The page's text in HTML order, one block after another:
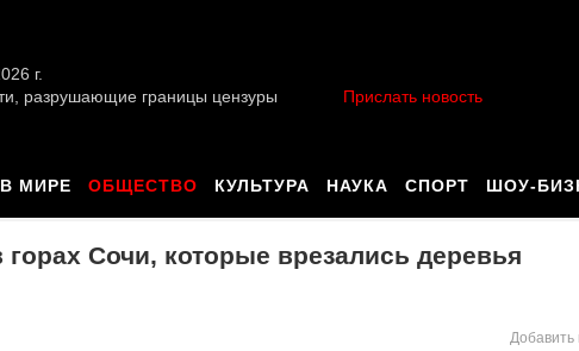
г.
разрушающие границы цензуры
Прислать новость
В МИРЕ ОБЩЕСТВО КУЛЬТУРА НАУКА СПОРТ ШОУ-
Сочи, которые врезались деревья
Добавить